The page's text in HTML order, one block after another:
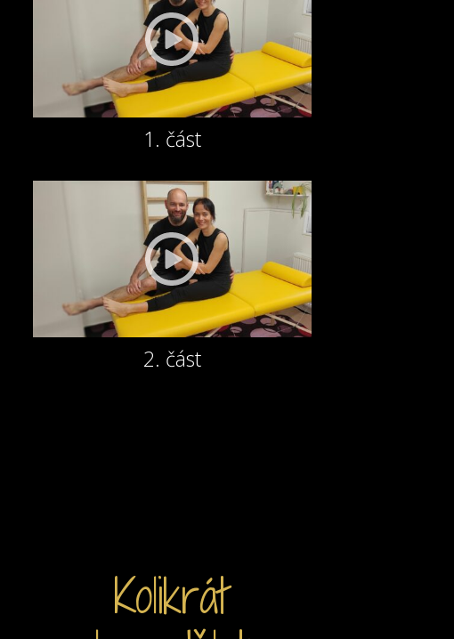
1. část
2. část
Kolikrát